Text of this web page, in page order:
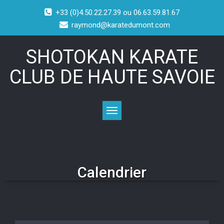
+33 (0)4.50.22.27.39 ou 06.63.59.81.67
raymond@karatedumont.com
SHOTOKAN KARATE
CLUB DE HAUTE SAVOIE
Toggle navigation
Calendrier